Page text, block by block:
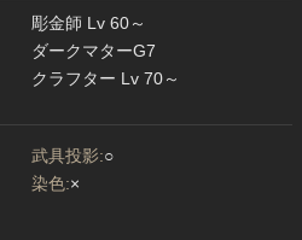
彫金師 Lv 60～
ダークマターG7
クラフター Lv 70～
武具投影:○
染色:×